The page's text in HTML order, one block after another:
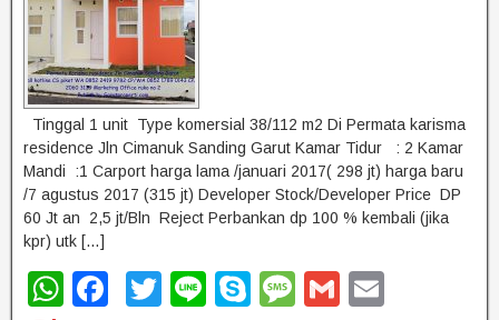
Tinggal 1 unit Type komersial 38/112 m2 Di Permata karisma
residence Jln Cimanuk Sanding Garut Kamar Tidur : 2 Kamar
Mandi :1 Carport harga lama /januari 2017( 298 jt) harga baru
/7 agustus 2017 (315 jt) Developer Stock/Developer Price DP
60 Jt an 2,5 jt/Bln Reject Perbankan dp 100 % kembali (jika
kpr) utk […]
W
T
Li
S
M
G